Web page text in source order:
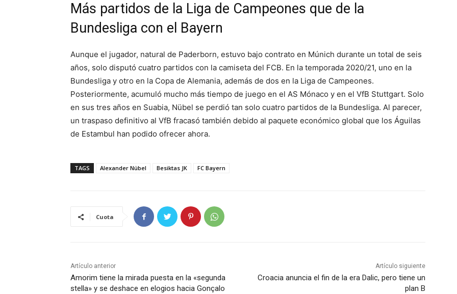
Más partidos de la Liga de Campeones que de la
Bundesliga con el Bayern
Aunque el jugador, natural de Paderborn, estuvo bajo contrato en Múnich durante un total de seis
años, solo disputó cuatro partidos con la camiseta del FCB. En la temporada 2020/21, uno en la
Bundesliga y otro en la Copa de Alemania, además de dos en la Liga de Campeones.
Posteriormente, acumuló mucho más tiempo de juego en el AS Mónaco y en el VfB Stuttgart. Solo
en sus tres años en Suabia, Nübel se perdió tan solo cuatro partidos de la Bundesliga. Al parecer,
un traspaso definitivo al VfB fracasó también debido al paquete económico global que los Águilas
de Estambul han podido ofrecer ahora.
TAGS Alexander Nübel Besiktas JK FC Bayern
Cuota
Artículo anterior
Amorim tiene la mirada puesta en la «segunda
stella» y se deshace en elogios hacia Gonçalo
Artículo siguiente
Croacia anuncia el fin de la era Dalic, pero tiene un
plan B